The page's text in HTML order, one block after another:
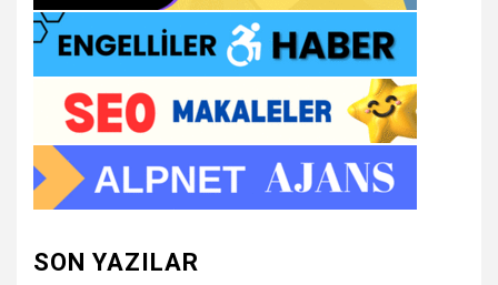
SON YAZILAR